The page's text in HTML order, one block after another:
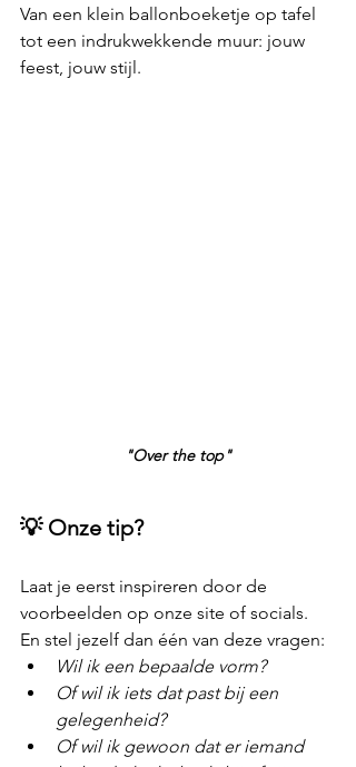
Van een klein ballonboeketje op tafel
tot een indrukwekkende muur: jouw
feest, jouw stijl.
"Over the top"
💡 Onze tip?
Laat je eerst inspireren door de
voorbeelden op onze site of socials.
En stel jezelf dan één van deze vragen:
Wil ik een bepaalde vorm?
Of wil ik iets dat past bij een
gelegenheid?
Of wil ik gewoon dat er iemand